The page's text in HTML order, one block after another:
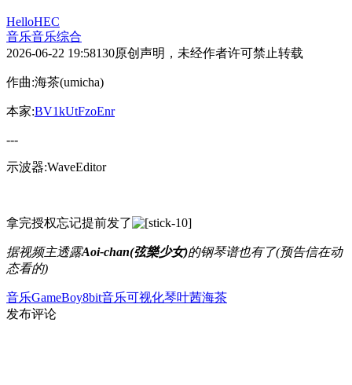
HelloHEC
音乐音乐综合
2026-06-22 19:58130原创声明，未经作者许可禁止转载
作曲:海茶(umicha)
本家:BV1kUtFzoEnr
---
示波器:WaveEditor
拿完授权忘记提前发了
据视频主透露Aoi-chan(弦樂少女)的钢琴谱也有了(预告信在动
态看的)
音乐GameBoy8bit音乐可视化琴叶茜海茶
发布评论